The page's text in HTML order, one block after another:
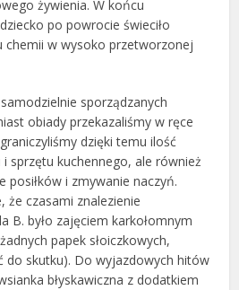
żywienia. W końcu
po powrocie świeciło
chemii w wysoko przetworzonej
sporządzanych
obiady przekazaliśmy w ręce
dzięki temu ilość
sprzętu kuchennego, ale również
posiłków i zmywanie naczyń.
że czasami znalezienie
B. było zajęciem karkołomnym
papek słoiczkowych,
do skutku). Do wyjazdowych hitów
błyskawiczna z dodatkiem